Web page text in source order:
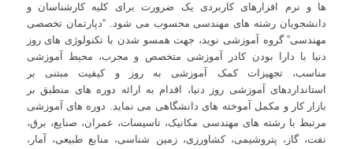
ها و نرم افزارهای کاربردی یک ضرورت برای کلیه کارشناسان و
دانشجویان رشته های مهندسی محسوب می شود. “دپارتمان تخصصی
مهندسی” گروه آموزشی نوید، جهت همسو شدن با تکنولوژی های روز
دنیا با دارا بودن کادر آموزشی متخصص و مجرب، محیط آموزشی
مناسب، تجهیزات کمک آموزشی به روز و کیفیت مبتنی بر
استانداردهای آموزشی روز دنیا، اقدام به ارائه دوره های منطبق بر
بازار کار و مکمل آموخته های دانشگاهی می نماید. دوره های آموزشی
مرتبط با رشته های مهندسی مکانیک، تاسیسات، عمران، صنایع، برق،
نفت، گاز، پتروشیمی، کشاورزی، زمین شناسی، منابع طبیعی، آمار،